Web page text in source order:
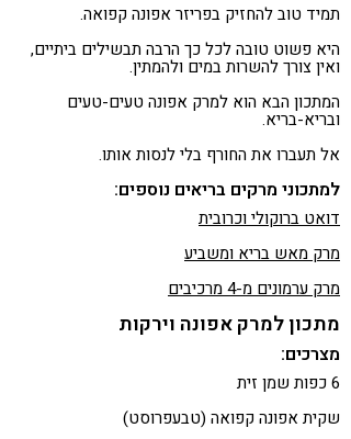
תמיד טוב להחזיק בפריזר אפונה קפואה.
היא פשוט טובה לכל כך הרבה תבשילים ביתיים,
ואין צורך להשרות במים ולהמתין.
המתכון הבא הוא למרק אפונה טעים-טעים
ובריא-בריא.
אל תעברו את החורף בלי לנסות אותו.
למתכוני מרקים בריאים נוספים:
דואט ברוקולי וכרובית
מרק מאש בריא ומשביע
מרק ערמונים מ-4 מרכיבים
מתכון למרק אפונה וירקות
מצרכים:
6 כפות שמן זית
שקית אפונה קפואה (טבעפרוסט)